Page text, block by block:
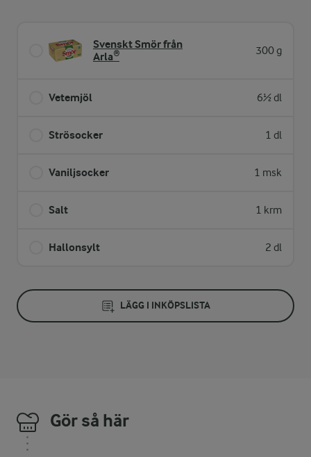
Svenskt Smör från
Arla®
300 g
Vetemjöl 6½ dl
Strösocker 1 dl
Vaniljsocker 1 msk
Salt 1 krm
Hallonsylt 2 dl
LÄGG I INKÖPSLISTA
Gör så här